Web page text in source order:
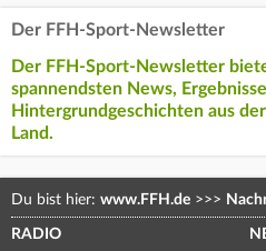
Der FFH-Sport-Newsletter
Der FFH-Sport-Newsletter
spannendsten News,
Hintergrundgeschichten aus
Land.
Du bist hier: www.FFH.de >>>
RADIO